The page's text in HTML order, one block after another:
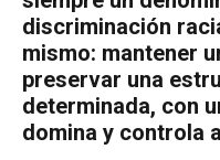
discriminación
mismo: mantener
preservar una
determinada, con
domina y controla